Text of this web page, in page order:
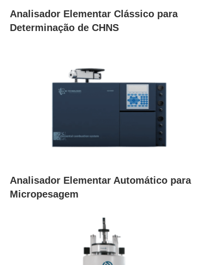
Analisador Elementar Clássico para
Determinação de CHNS
Analisador Elementar Automático para
Micropesagem